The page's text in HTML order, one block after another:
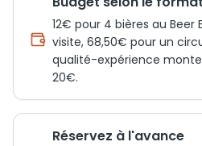
12€ pour 4 bières au Beer
visite, 68,50€ pour un
qualité-expérience
20€.
Réservez à l'avance